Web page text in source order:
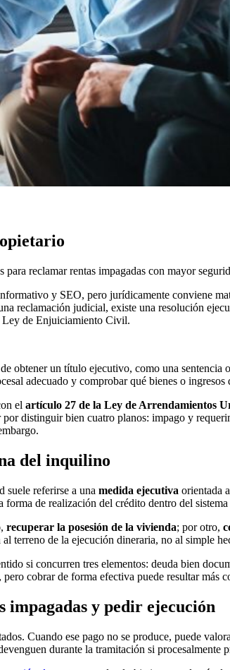
reclamar rentas impagadas con mayor
y SEO, pero jurídicamente conviene
reclamación judicial, existe una resolución
Ley de Enjuiciamiento Civil.
de obtener un título ejecutivo, como una sentencia
adecuado y comprobar qué bienes o ingresos
el artículo 27 de la Ley de Arrendamientos
distinguir bien cuatro planos: impago y
del inquilino
suele referirse a una medida ejecutiva orientada
de realización del crédito dentro del
recuperar la posesión de la vivienda; por otro,
terreno de la ejecución dineraria, no al simple
si concurren tres elementos: deuda bien
cobrar de forma efectiva puede resultar más
impagadas y pedir ejecución
Cuando ese pago no se produce, puede
durante la tramitación si procesalmente